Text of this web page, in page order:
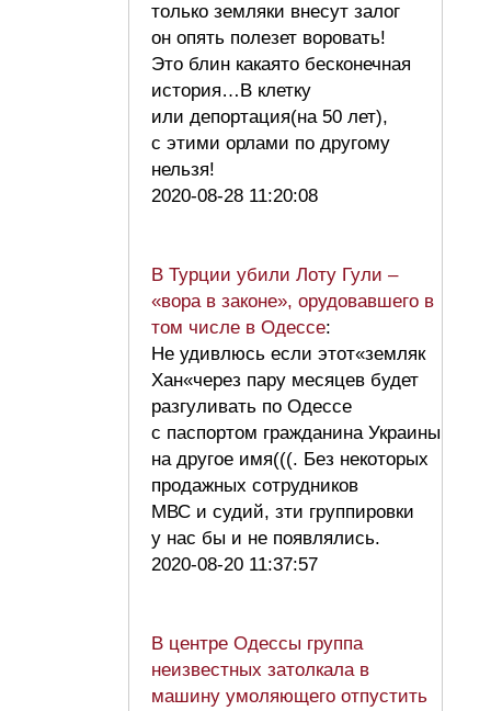
только земляки внесут залог
он опять полезет воровать!
Это блин какаято бесконечная
история…В клетку
или депортация(на 50 лет),
с этими орлами по другому
нельзя!
2020-08-28 11:20:08
В Турции убили Лоту Гули –
«вора в законе», орудовавшего в
том числе в Одессе:
Не удивлюсь если этот«земляк
Хан«через пару месяцев будет
разгуливать по Одессе
с паспортом гражданина Украины
на другое имя(((. Без некоторых
продажных сотрудников
МВС и судий, зти группировки
у нас бы и не появлялись.
2020-08-20 11:37:57
В центре Одессы группа
неизвестных затолкала в
машину умоляющего отпустить